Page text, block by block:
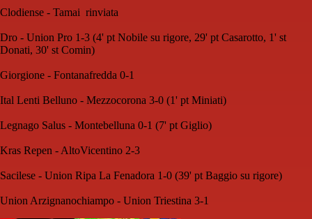
Clodiense - Tamai rinviata
Dro - Union Pro 1-3 (4' pt Nobile su rigore, 29' pt Casarotto, 1' st
Donati, 30' st Comin)
Giorgione - Fontanafredda 0-1
Ital Lenti Belluno - Mezzocorona 3-0 (1' pt Miniati)
Legnago Salus - Montebelluna 0-1 (7' pt Giglio)
Kras Repen - AltoVicentino 2-3
Sacilese - Union Ripa La Fenadora 1-0 (39' pt Baggio su rigore)
Union Arzignanochiampo - Union Triestina 3-1